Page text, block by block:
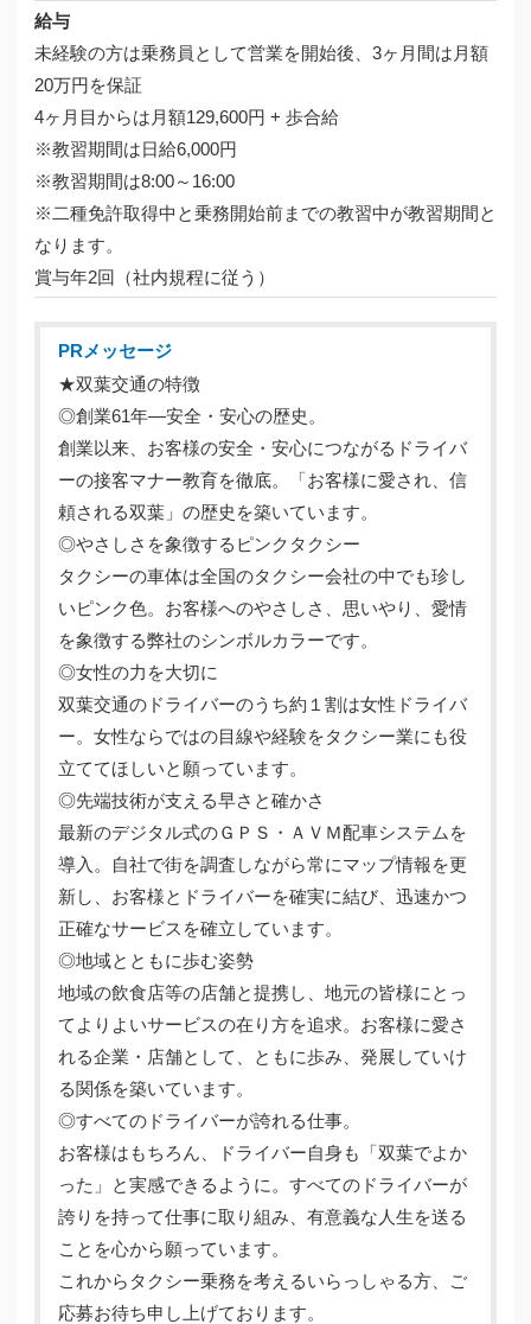
給与
未経験の方は乗務員として営業を開始後、3ヶ月間は月額
20万円を保証
4ヶ月目からは月額129,600円 + 歩合給
※教習期間は日給6,000円
※教習期間は8:00～16:00
※二種免許取得中と乗務開始前までの教習中が教習期間と
なります。
賞与年2回（社内規程に従う）
PRメッセージ
★双葉交通の特徴
◎創業61年―安全・安心の歴史。
創業以来、お客様の安全・安心につながるドライバ
ーの接客マナー教育を徹底。「お客様に愛され、信
頼される双葉」の歴史を築いています。
◎やさしさを象徴するピンクタクシー
タクシーの車体は全国のタクシー会社の中でも珍し
いピンク色。お客様へのやさしさ、思いやり、愛情
を象徴する弊社のシンボルカラーです。
◎女性の力を大切に
双葉交通のドライバーのうち約１割は女性ドライバ
ー。女性ならではの目線や経験をタクシー業にも役
立ててほしいと願っています。
◎先端技術が支える早さと確かさ
最新のデジタル式のＧＰＳ・ＡＶＭ配車システムを
導入。自社で街を調査しながら常にマップ情報を更
新し、お客様とドライバーを確実に結び、迅速かつ
正確なサービスを確立しています。
◎地域とともに歩む姿勢
地域の飲食店等の店舗と提携し、地元の皆様にとっ
てよりよいサービスの在り方を追求。お客様に愛さ
れる企業・店舗として、ともに歩み、発展していけ
る関係を築いています。
◎すべてのドライバーが誇れる仕事。
お客様はもちろん、ドライバー自身も「双葉でよか
った」と実感できるように。すべてのドライバーが
誇りを持って仕事に取り組み、有意義な人生を送る
ことを心から願っています。
これからタクシー乗務を考えるいらっしゃる方、ご
応募お待ち申し上げております。